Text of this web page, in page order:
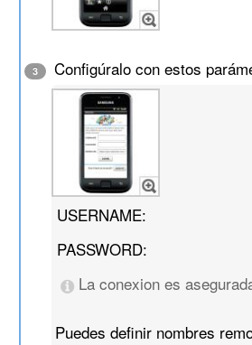
3 Configúralo con estos
USERNAME:
PASSWORD:
La conexion es
Puedes definir nombres